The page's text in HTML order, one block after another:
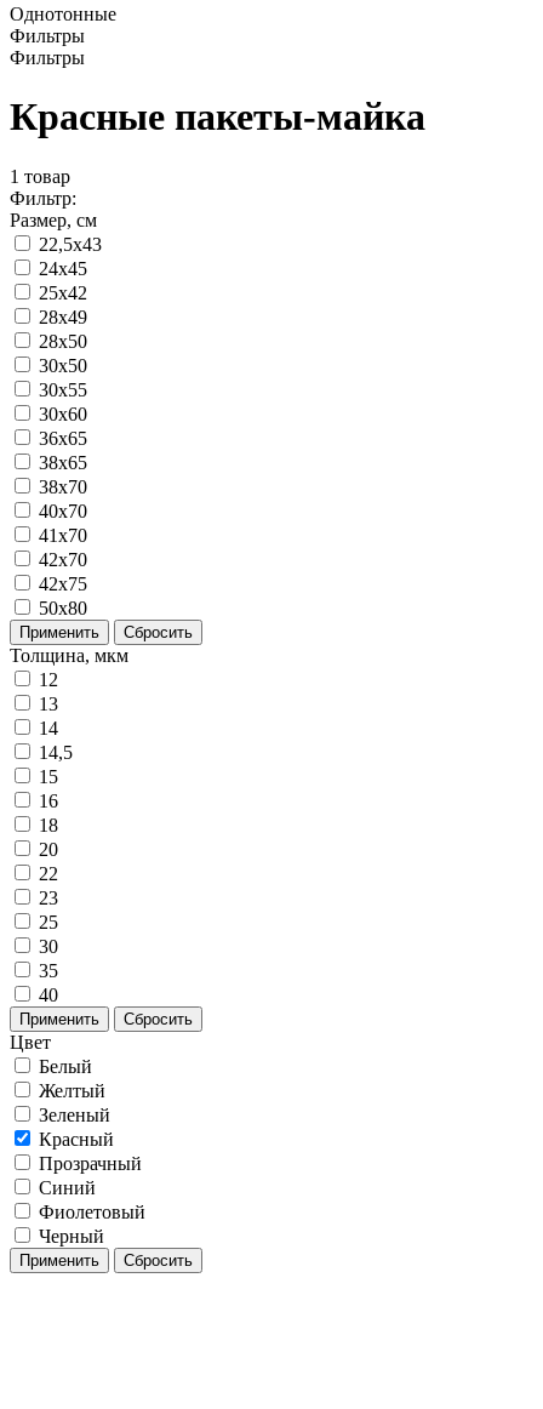
Однотонные
Фильтры
Фильтры
Красные пакеты-майка
1 товар
Фильтр:
Размер, см
22,5x43
24x45
25x42
28x49
28x50
30x50
30x55
30x60
36x65
38x65
38x70
40x70
41x70
42x70
42x75
50x80
Применить Сбросить
Толщина, мкм
12
13
14
14,5
15
16
18
20
22
23
25
30
35
40
Применить Сбросить
Цвет
Белый
Желтый
Зеленый
Красный
Прозрачный
Синий
Фиолетовый
Черный
Применить Сбросить